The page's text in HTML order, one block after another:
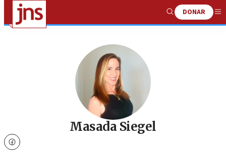
Show
Search
DONAR
Masada Siegel
facebook